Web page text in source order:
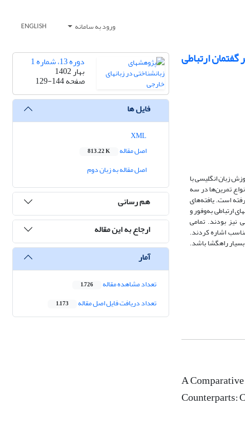
ورود به سامانه ENGLISH
ارتباطی
زبان انگلیسی با
تمرین‌ها در سه
است. یافته‌های
ارتباطی به‌وفور و
نیز بودند. تمامی
اشاره کردند.
راهگشا باشد.
A
Counterparts:
دوره 13، شماره 1
بهار 1402
صفحه129-144
فایل ها
اصل مقاله
813.22 K
اصل مقاله به زبان دوم
هم رسانی
ارجاع به این مقاله
آمار
تعداد مشاهده مقاله 1,726
تعداد دریافت فایل اصل مقاله 1,173